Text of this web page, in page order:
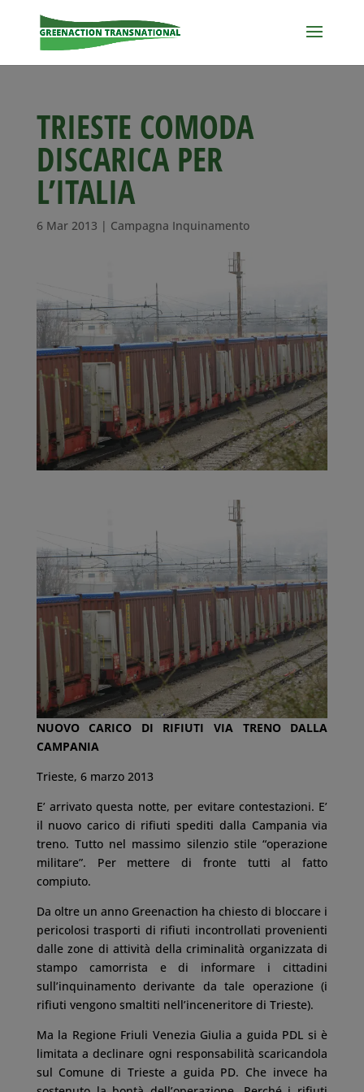
TRIESTE COMODA
DISCARICA PER
L’ITALIA
6 Mar 2013 | Campagna Inquinamento
NUOVO CARICO DI RIFIUTI VIA TRENO DALLA
CAMPANIA
Trieste, 6 marzo 2013
E’ arrivato questa notte, per evitare contestazioni. E’
il nuovo carico di rifiuti spediti dalla Campania via
treno. Tutto nel massimo silenzio stile “operazione
militare”. Per mettere di fronte tutti al fatto
compiuto.
Da oltre un anno Greenaction ha chiesto di bloccare i
pericolosi trasporti di rifiuti incontrollati provenienti
dalle zone di attività della criminalità organizzata di
stampo camorrista e di informare i cittadini
sull’inquinamento derivante da tale operazione (i
rifiuti vengono smaltiti nell’inceneritore di Trieste).
Ma la Regione Friuli Venezia Giulia a guida PDL si è
limitata a declinare ogni responsabilità scaricandola
sul Comune di Trieste a guida PD. Che invece ha